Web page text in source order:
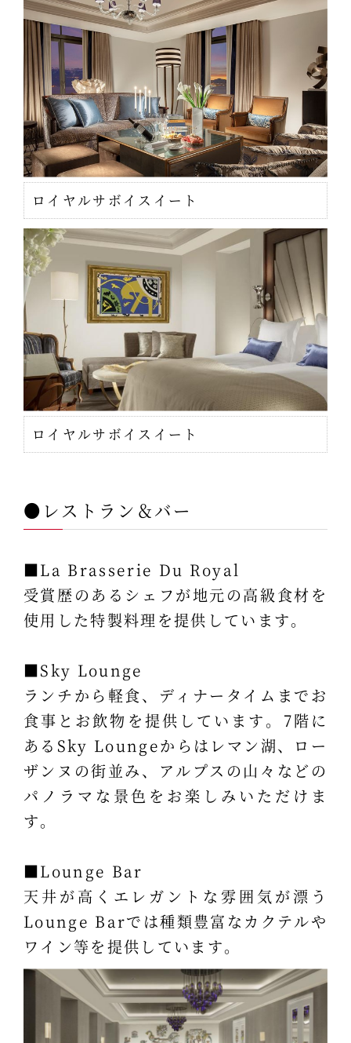
ロイヤルサボイスイート
ロイヤルサボイスイート
●レストラン＆バー
■La Brasserie Du Royal
受賞歴のあるシェフが地元の高級食材を
使用した特製料理を提供しています。
■Sky Lounge
ランチから軽食、ディナータイムまでお
食事とお飲物を提供しています。7階に
あるSky Loungeからはレマン湖、ロー
ザンヌの街並み、アルプスの山々などの
パノラマな景色をお楽しみいただけま
す。
■Lounge Bar
天井が高くエレガントな雰囲気が漂う
Lounge Barでは種類豊富なカクテルや
ワイン等を提供しています。